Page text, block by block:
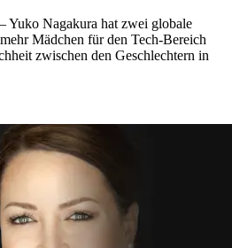
Yuko Nagakura hat zwei globale
Mädchen für den Tech-Bereich
zwischen den Geschlechtern in